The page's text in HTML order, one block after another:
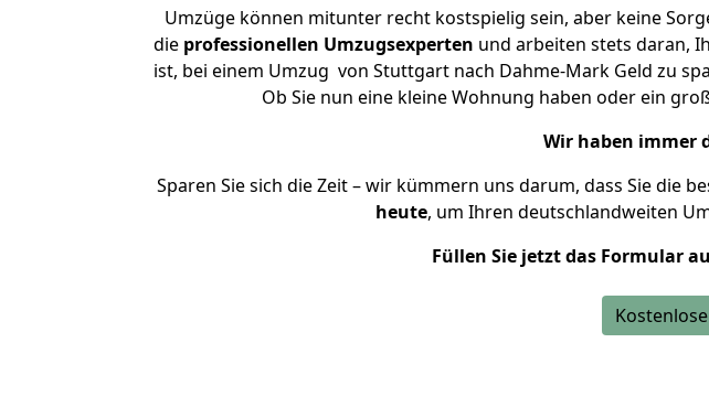
Umzüge können mitunter recht kostspielig sein, aber keine
die professionellen Umzugsexperten und arbeiten stets daran,
ist, bei einem Umzug von Stuttgart nach Dahme-Mark Geld zu
Ob Sie nun eine kleine Wohnung haben oder ein
Wir haben immer
Sparen Sie sich die Zeit – wir kümmern uns darum, dass Sie die
heute, um Ihren deutschlandweiten
Füllen Sie jetzt das Formular